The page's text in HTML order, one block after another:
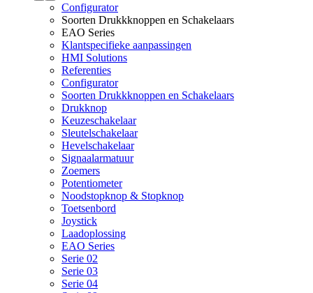
Configurator
Soorten Drukkknoppen en Schakelaars
EAO Series
Klantspecifieke aanpassingen
HMI Solutions
Referenties
Configurator
Soorten Drukkknoppen en Schakelaars
Drukknop
Keuzeschakelaar
Sleutelschakelaar
Hevelschakelaar
Signaalarmatuur
Zoemers
Potentiometer
Noodstopknop & Stopknop
Toetsenbord
Joystick
Laadoplossing
EAO Series
Serie 02
Serie 03
Serie 04